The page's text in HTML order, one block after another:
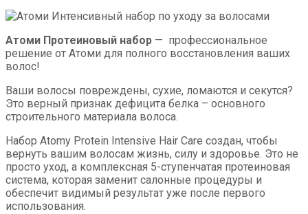
Атоми Протеиновый набор — профессиональное
решение от Атоми для полного восстановления ваших
волос!
Ваши волосы повреждены, сухие, ломаются и секутся?
Это верный признак дефицита белка – основного
строительного материала волоса.
Набор Atomy Protein Intensive Hair Care создан, чтобы
вернуть вашим волосам жизнь, силу и здоровье. Это не
просто уход, а комплексная 5-ступенчатая протеиновая
система, которая заменит салонные процедуры и
обеспечит видимый результат уже после первого
использования.